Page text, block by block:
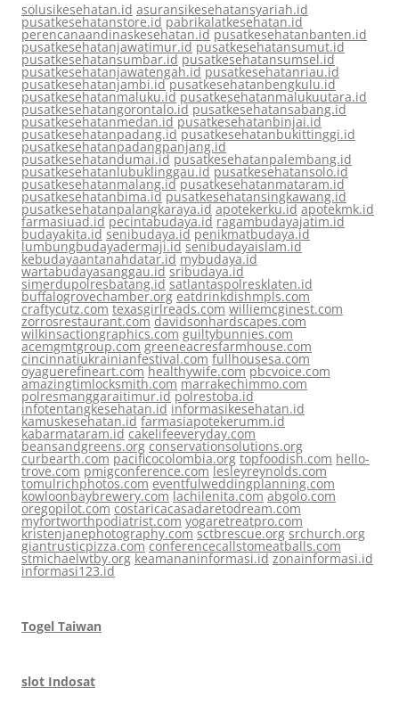
solusikesehatan.id asuransikesehatansyariah.id
pusatkesehatanstore.id pabrikalatkesehatan.id
perencanaandinaskesehatan.id pusatkesehatanbanten.id
pusatkesehatanjawatimur.id pusatkesehatansumut.id
pusatkesehatansumbar.id pusatkesehatansumsel.id
pusatkesehatanjawatengah.id pusatkesehatanriau.id
pusatkesehatanjambi.id pusatkesehatanbengkulu.id
pusatkesehatanmaluku.id pusatkesehatanmalukuutara.id
pusatkesehatangorontalo.id pusatkesehatansabang.id
pusatkesehatanmedan.id pusatkesehatanbinjai.id
pusatkesehatanpadang.id pusatkesehatanbukittinggi.id
pusatkesehatanpadangpanjang.id
pusatkesehatandumai.id pusatkesehatanpalembang.id
pusatkesehatanlubuklinggau.id pusatkesehatansolo.id
pusatkesehatanmalang.id pusatkesehatanmataram.id
pusatkesehatanbima.id pusatkesehatansingkawang.id
pusatkesehatanpalangkaraya.id apotekerku.id apotekmk.id
farmasiuad.id pecintabudaya.id ragambudayajatim.id
budayakita.id senibudaya.id penikmatbudaya.id
lumbungbudayadermaji.id senibudayaislam.id
kebudayaantanahdatar.id mybudaya.id
wartabudayasanggau.id sribudaya.id
simerdupolresbatang.id satlantaspolresklaten.id
buffalogrovechamber.org eatdrinkdishmpls.com
craftycutz.com texasgirlreads.com williemcginest.com
zorrosrestaurant.com davidsonhardscapes.com
wilkinsactiongraphics.com guiltybunnies.com
acemgmtgroup.com greeneacresfarmhouse.com
cincinnatiukrainianfestival.com fullhousesa.com
oyaguerefineart.com healthywife.com pbcvoice.com
amazingtimlocksmith.com marrakechimmo.com
polresmanggaraitimur.id polrestoba.id
infotentangkesehatan.id informasikesehatan.id
kamuskesehatan.id farmasiapotekerumm.id
kabarmataram.id cakelifeeveryday.com
beansandgreens.org conservationsolutions.org
curbearth.com pacificocolombia.org topfoodish.com hello-
trove.com pmigconference.com lesleyreynolds.com
tomulrichphotos.com eventfulweddingplanning.com
kowloonbaybrewery.com lachilenita.com abgolo.com
oregopilot.com costaricacasadaretodream.com
myfortworthpodiatrist.com yogaretreatpro.com
kristenjanephotography.com sctbrescue.org srchurch.org
giantrusticpizza.com conferencecallstomeatballs.com
stmichaelwtby.org keamananinformasi.id zonainformasi.id
informasi123.id
Togel Taiwan
slot Indosat